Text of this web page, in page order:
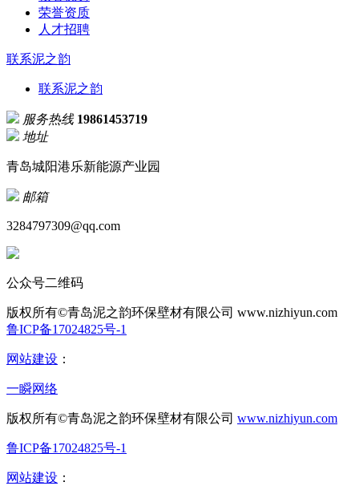
荣誉资质
人才招聘
联系泥之韵
联系泥之韵
服务热线 19861453719
地址
青岛城阳港乐新能源产业园
邮箱
3284797309@qq.com
公众号二维码
版权所有©青岛泥之韵环保壁材有限公司 www.nizhiyun.com
鲁ICP备17024825号-1
网站建设 ：
一瞬网络
版权所有©青岛泥之韵环保壁材有限公司 www.nizhiyun.com
鲁ICP备17024825号-1
网站建设 ：